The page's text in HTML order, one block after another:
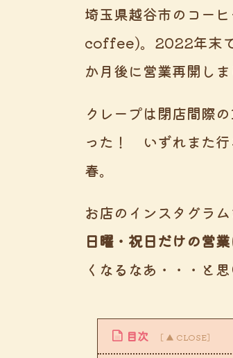
埼玉県越谷市のコー
coffee)。2022年末で
か月後に営業再開しま
クレープは閉店間際
った！ いずれまた行
春。
お店のインスタグラ
日曜・祝日だけの営
くなるなあ・・・と
目次